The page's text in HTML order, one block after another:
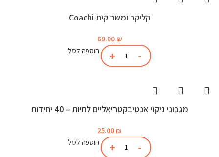
קליקר ומשרוקית Coachi
69.00 ₪
הוספה לסל
מגבוני ניקוי אנטיבקטריאליים לחיות – 40 יחידות
25.00 ₪
הוספה לסל